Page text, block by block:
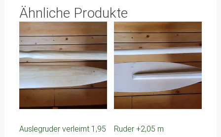
Ähnliche Produkte
Auslegruder verleimt 1,95
Ruder +2,05 m